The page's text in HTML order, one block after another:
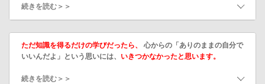
続きを読む＞＞
ただ知識を得るだけの学びだったら、
心からの「ありのままの自分で
いいんだよ」という思いには、 いきつかなかったと思います。
続きを読む＞＞